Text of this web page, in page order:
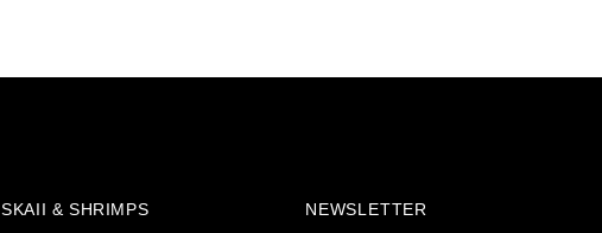
SKAII & SHRIMPS NEWSLETTER